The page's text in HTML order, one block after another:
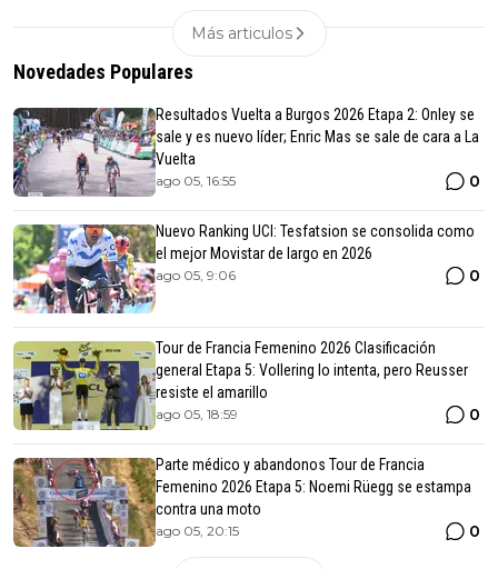
Más articulos
Novedades Populares
Resultados Vuelta a Burgos 2026 Etapa 2: Onley se
sale y es nuevo líder; Enric Mas se sale de cara a La
Vuelta
ago 05, 16:55 0
Nuevo Ranking UCI: Tesfatsion se consolida como
el mejor Movistar de largo en 2026
ago 05, 9:06 0
Tour de Francia Femenino 2026 Clasificación
general Etapa 5: Vollering lo intenta, pero Reusser
resiste el amarillo
ago 05, 18:59 0
Parte médico y abandonos Tour de Francia
Femenino 2026 Etapa 5: Noemi Rüegg se estampa
contra una moto
ago 05, 20:15 0